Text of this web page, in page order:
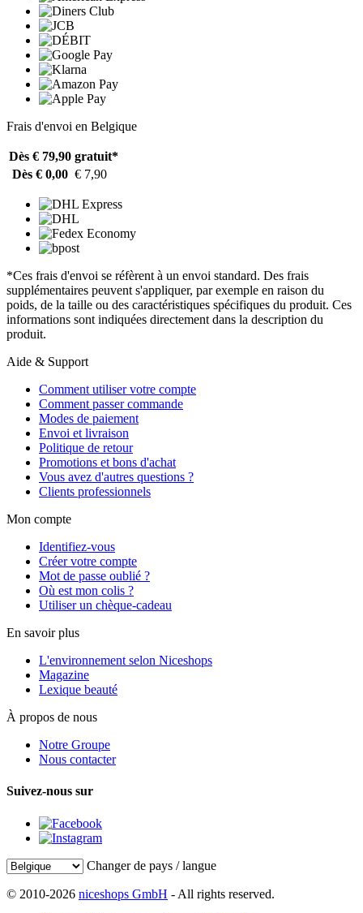
Frais d'envoi en Belgique
Dès € 79,90 gratuit*
Dès € 0,00 € 7,90
*Ces frais d'envoi se réfèrent à un envoi standard. Des frais
supplémentaires peuvent s'appliquer, par exemple en raison du
poids, de la taille ou des caractéristiques spécifiques du produit. Ces
informations sont indiquées directement dans la description du
produit.
Aide & Support
Comment utiliser votre compte
Comment passer commande
Modes de paiement
Envoi et livraison
Politique de retour
Promotions et bons d'achat
Vous avez d'autres questions ?
Clients professionnels
Mon compte
Identifiez-vous
Créer votre compte
Mot de passe oublié ?
Où est mon colis ?
Utiliser un chèque-cadeau
En savoir plus
L'environnement selon Niceshops
Magazine
Lexique beauté
À propos de nous
Notre Groupe
Nous contacter
Suivez-nous sur
Changer de pays / langue
© 2010-2026 niceshops GmbH - All rights reserved.